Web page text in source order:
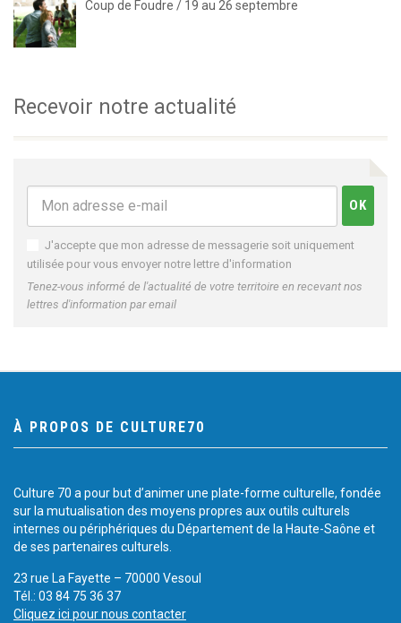
Coup de Foudre / 19 au 26 septembre
Recevoir notre actualité
J'accepte que mon adresse de messagerie soit uniquement
utilisée pour vous envoyer notre lettre d'information
Tenez-vous informé de l'actualité de votre territoire en recevant nos
lettres d'information par email
À PROPOS DE CULTURE70
Culture 70 a pour but d’animer une plate-forme culturelle, fondée
sur la mutualisation des moyens propres aux outils culturels
internes ou périphériques du Département de la Haute-Saône et
de ses partenaires culturels.
23 rue La Fayette – 70000 Vesoul
Tél.: 03 84 75 36 37
Cliquez ici pour nous contacter